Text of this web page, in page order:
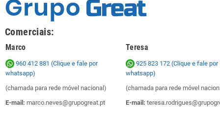
Comerciais:
Marco Teresa
960 412 881 (Clique e fale por
whatsapp)
(chamada para rede móvel nacional)
E-mail: marco.neves@grupogreat.pt
925 823 172 (Clique e fale por
whatsapp)
(chamada para rede móvel
E-mail: